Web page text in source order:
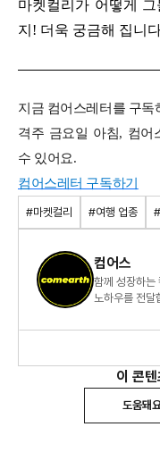
마켓컬리가 어떻게
지! 더욱 궁금해 집니
지금 컴어스레터를 구독
격주 금요일 아침, 컴어
수 있어요.
컴어스레터 구독하기
#마켓컬리 #여행 업종
컴어스
함께 성장하는
노하우를 전달
이 콘
도움돼